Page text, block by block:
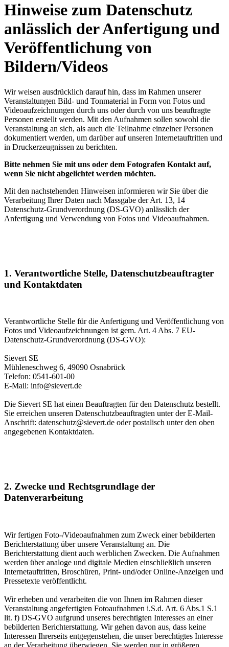
Hinweise zum Datenschutz
anlässlich der Anfertigung und
Veröffentlichung von
Bildern/Videos
Wir weisen ausdrücklich darauf hin, dass im Rahmen unserer
Veranstaltungen Bild- und Tonmaterial in Form von Fotos und
Video­aufzeichnungen durch uns oder durch von uns beauftragte
Personen erstellt werden. Mit den Aufnahmen sollen sowohl die
Veranstaltung an sich, als auch die Teilnahme einzelner Personen
dokumentiert werden, um darüber auf unseren Internet­auftritten und
in Druckerzeugnissen zu berichten.
Bitte nehmen Sie mit uns oder dem Fotografen Kontakt auf,
wenn Sie nicht abgelichtet werden möchten.
Mit den nachstehenden Hinweisen informieren wir Sie über die
Verarbeitung Ihrer Daten nach Massgabe der Art. 13, 14
Datenschutz-Grundverordnung (DS-GVO) anlässlich der
Anfertigung und Verwendung von Fotos und Videoaufnahmen.
1. Verantwortliche Stelle, Datenschutzbeauftragter
und Kontaktdaten
Verantwortliche Stelle für die Anfertigung und Veröffentlichung von
Fotos und Video­aufzeichnungen ist gem. Art. 4 Abs. 7 EU-
Datenschutz-Grundverordnung (DS-GVO):
Sievert SE
Mühleneschweg 6, 49090 Osnabrück
Telefon: 0541-601-00
E-Mail: info@sievert.de
Die Sievert SE hat einen Beauftragten für den Datenschutz bestellt.
Sie erreichen unseren Datenschutz­beauftragten unter der E-Mail-
Anschrift: datenschutz@sievert.de oder postalisch unter den oben
angegebenen Kontaktdaten.
2. Zwecke und Rechtsgrundlage der
Datenverarbeitung
Wir fertigen Foto-/Videoaufnahmen zum Zweck einer bebilderten
Bericht­erstattung über unsere Veranstaltung an. Die
Berichterstattung dient auch werblichen Zwecken. Die Aufnahmen
werden über analoge und digitale Medien einschließlich unseren
Internetauftritten, Broschüren, Print- und/oder Online-Anzeigen und
Pressetexte veröffentlicht.
Wir erheben und verarbeiten die von Ihnen im Rahmen dieser
Veranstaltung angefertigten Foto­aufnahmen i.S.d. Art. 6 Abs.1 S.1
lit. f) DS-GVO aufgrund unseres berechtigten Interesses an einer
bebilderten Berichterstattung. Wir gehen davon aus, dass keine
Interessen Ihrerseits entgegen­stehen, die unser berechtigtes Interesse
an der Verarbeitung überwiegen. Sie werden nur in größeren